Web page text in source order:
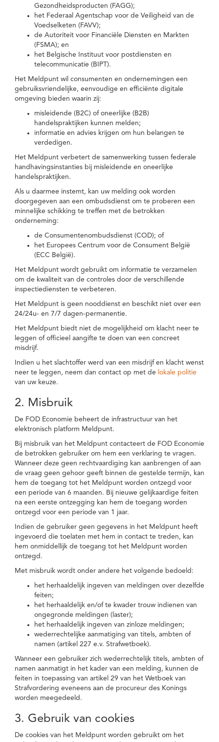
Gezondheidsproducten (FAGG);
het Federaal Agentschap voor de Veiligheid van de
Voedselketen (FAVV);
de Autoriteit voor Financiële Diensten en Markten
(FSMA); en
het Belgische Instituut voor postdiensten en
telecommunicatie (BIPT).
Het Meldpunt wil consumenten en ondernemingen een
gebruiksvriendelijke, eenvoudige en efficiënte digitale
omgeving bieden waarin zij:
misleidende (B2C) of oneerlijke (B2B)
handelspraktijken kunnen melden;
informatie en advies krijgen om hun belangen te
verdedigen.
Het Meldpunt verbetert de samenwerking tussen federale
handhavingsinstanties bij misleidende en oneerlijke
handelspraktijken.
Als u daarmee instemt, kan uw melding ook worden
doorgegeven aan een ombudsdienst om te proberen een
minnelijke schikking te treffen met de betrokken
onderneming:
de Consumentenombudsdienst (COD); of
het Europees Centrum voor de Consument België
(ECC België).
Het Meldpunt wordt gebruikt om informatie te verzamelen
om de kwaliteit van de controles door de verschillende
inspectiediensten te verbeteren.
Het Meldpunt is geen nooddienst en beschikt niet over een
24/24u- en 7/7 dagen-permanentie.
Het Meldpunt biedt niet de mogelijkheid om klacht neer te
leggen of officieel aangifte te doen van een concreet
misdrijf.
Indien u het slachtoffer werd van een misdrijf en klacht wenst
neer te leggen, neem dan contact op met de lokale politie
van uw keuze.
2. Misbruik
De FOD Economie beheert de infrastructuur van het
elektronisch platform Meldpunt.
Bij misbruik van het Meldpunt contacteert de FOD Economie
de betrokken gebruiker om hem een verklaring te vragen.
Wanneer deze geen rechtvaardiging kan aanbrengen of aan
de vraag geen gehoor geeft binnen de gestelde termijn, kan
hem de toegang tot het Meldpunt worden ontzegd voor
een periode van 6 maanden. Bij nieuwe gelijkaardige feiten
na een eerste ontzegging kan hem de toegang worden
ontzegd voor een periode van 1 jaar.
Indien de gebruiker geen gegevens in het Meldpunt heeft
ingevoerd die toelaten met hem in contact te treden, kan
hem onmiddellijk de toegang tot het Meldpunt worden
ontzegd.
Met misbruik wordt onder andere het volgende bedoeld:
het herhaaldelijk ingeven van meldingen over dezelfde
feiten;
het herhaaldelijk en/of te kwader trouw indienen van
ongegronde meldingen (laster);
het herhaaldelijk ingeven van zinloze meldingen;
wederrechtelijke aanmatiging van titels, ambten of
namen (artikel 227 e.v. Strafwetboek).
Wanneer een gebruiker zich wederrechtelijk titels, ambten of
namen aanmatigt in het kader van een melding, kunnen de
feiten in toepassing van artikel 29 van het Wetboek van
Strafvordering eveneens aan de procureur des Konings
worden meegedeeld.
3. Gebruik van cookies
De cookies van het Meldpunt worden gebruikt om het